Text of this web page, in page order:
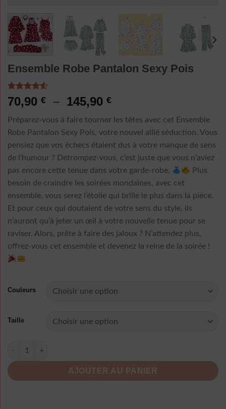
Ensemble Robe Pantalon Sexy Pois
Noté4.50
sur 5 basé
2
notations
client
70,90 € – 145,90 €Plage
prix :
70,90 €
à
145,90 €
Préparez-vous à faire tourner les têtes avec cet Ensemble
Robe Pantalon Sexy Pois, votre nouvel allié séduction. Vous
pensiez que vos échecs étaient dus à votre manque de sens
de l’humour ? Détrompez-vous, c’est juste que vous n’aviez
pas encore cette tenue dans votre garde-robe.
Plus
besoin de craindre les soirées mondaines, avec cet
ensemble, vous serez l’étoile qui brille le plus dans la pièce.
Et pour ceux qui doutaient de votre sens du style, ils
n’auront qu’à jeter un œil à votre nouvelle tenue pour se
raviser. Alors, prête à faire des jaloux ? N’attendez plus,
offrez-vous cet ensemble et devenez la reine de la soirée !
Couleurs
Taille
quantité de Ensemble Robe Pantalon Sexy Pois
AJOUTER AU PANIER